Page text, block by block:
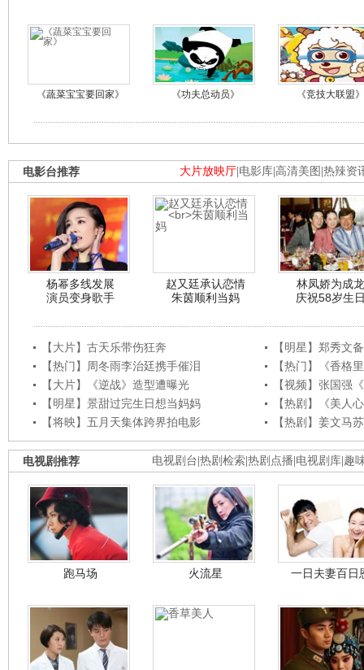
《蔬菜宝宝要回家》 《功夫总动员》 《竞技大联盟》
大片放映厅 电影库 高清美图 热辣资
电影台推荐
杨幂多线发展
演员变身歌手
赵又廷承认恋情
朱茵顺利当妈
林凤娇为成龙
庆祝58岁生
【大片】古天乐带伤狂奔
【明星】郑秀文
【热门】周冬雨李治廷携手催泪
【热门】《香格
【大片】《逆战》造型遭曝光
【视频】张国强
【明星】景甜过完生日想当妈妈
【热剧】《美人
【将映】五月天集体跨界拍电影
【热剧】姜文马
电视剧台 热剧检索 热剧点播 电视剧库 趣
电视剧推荐
跑马场 火流星 一日夫妻百日